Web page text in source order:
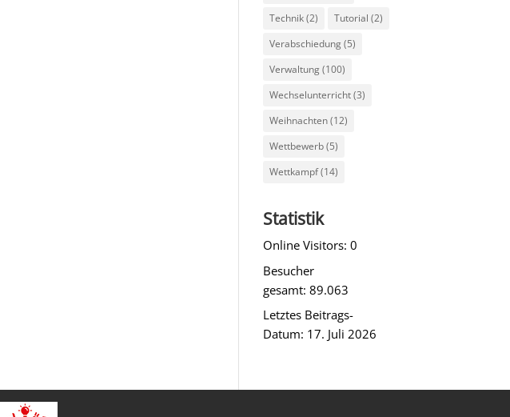
Technik(2) Tutorial (2)
Verabschiedung(5)
Verwaltung(100)
Wechselunterricht(3)
Weihnachten(12)
Wettbewerb(5)
Wettkampf(14)
Statistik
Online Visitors:0
Besucher
gesamt:89.063
Letztes Beitrags-
Datum: 17. Juli 2026